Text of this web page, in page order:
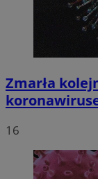
Zmarła
16